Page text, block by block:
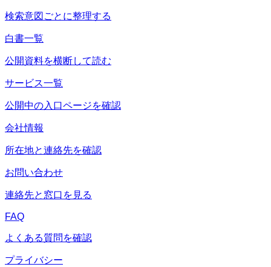
検索意図ごとに整理する
白書一覧
公開資料を横断して読む
サービス一覧
公開中の入口ページを確認
会社情報
所在地と連絡先を確認
お問い合わせ
連絡先と窓口を見る
FAQ
よくある質問を確認
プライバシー